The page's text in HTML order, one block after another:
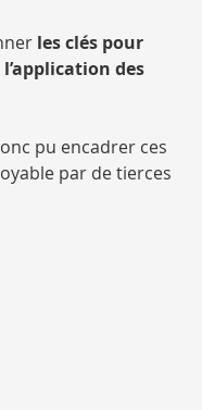
les clés pour
des
pu encadrer ces
par de tierces